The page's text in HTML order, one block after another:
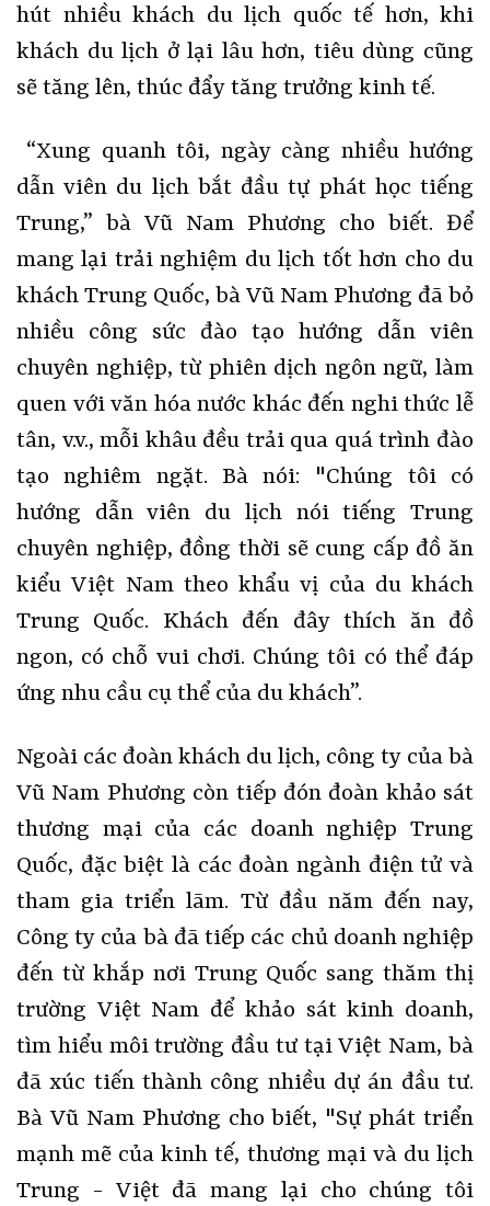
hút nhiều khách du lịch quốc tế hơn, khi
khách du lịch ở lại lâu hơn, tiêu dùng cũng
sẽ tăng lên, thúc đẩy tăng trưởng kinh tế.
“Xung quanh tôi, ngày càng nhiều hướng
dẫn viên du lịch bắt đầu tự phát học tiếng
Trung,” bà Vũ Nam Phương cho biết. Để
mang lại trải nghiệm du lịch tốt hơn cho du
khách Trung Quốc, bà Vũ Nam Phương đã bỏ
nhiều công sức đào tạo hướng dẫn viên
chuyên nghiệp, từ phiên dịch ngôn ngữ, làm
quen với văn hóa nước khác đến nghi thức lễ
tân, v.v., mỗi khâu đều trải qua quá trình đào
tạo nghiêm ngặt. Bà nói: "Chúng tôi có
hướng dẫn viên du lịch nói tiếng Trung
chuyên nghiệp, đồng thời sẽ cung cấp đồ ăn
kiểu Việt Nam theo khẩu vị của du khách
Trung Quốc. Khách đến đây thích ăn đồ
ngon, có chỗ vui chơi. Chúng tôi có thể đáp
ứng nhu cầu cụ thể của du khách”.
Ngoài các đoàn khách du lịch, công ty của bà
Vũ Nam Phương còn tiếp đón đoàn khảo sát
thương mại của các doanh nghiệp Trung
Quốc, đặc biệt là các đoàn ngành điện tử và
tham gia triển lãm. Từ đầu năm đến nay,
Công ty của bà đã tiếp các chủ doanh nghiệp
đến từ khắp nơi Trung Quốc sang thăm thị
trường Việt Nam để khảo sát kinh doanh,
tìm hiểu môi trường đầu tư tại Việt Nam, bà
đã xúc tiến thành công nhiều dự án đầu tư.
Bà Vũ Nam Phương cho biết, "Sự phát triển
mạnh mẽ của kinh tế, thương mại và du lịch
Trung - Việt đã mang lại cho chúng tôi